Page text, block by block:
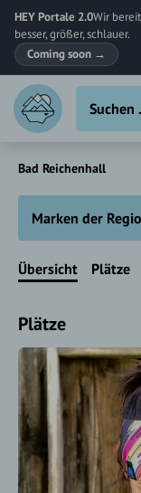
HEY Portale 2.0Wir
besser, größer, schlauer.
Coming soon →
Bad Reichenhall
Marken der
Übersicht Plätze
Plätze